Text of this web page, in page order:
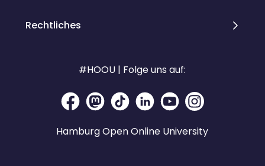
Rechtliches
#HOOU | Folge uns auf:
Hamburg Open Online University